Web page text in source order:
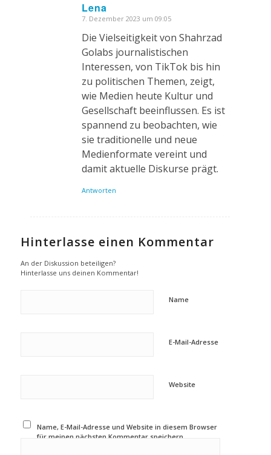
Lena
sagte:
7. Dezember 2023 um 09:05
Die Vielseitigkeit von Shahrzad
Golabs journalistischen
Interessen, von TikTok bis hin
zu politischen Themen, zeigt,
wie Medien heute Kultur und
Gesellschaft beeinflussen. Es ist
spannend zu beobachten, wie
sie traditionelle und neue
Medienformate vereint und
damit aktuelle Diskurse prägt.
Antworten
Hinterlasse einen Kommentar
An der Diskussion beteiligen?
Hinterlasse uns deinen Kommentar!
Name
E-Mail-Adresse
Website
Name, E-Mail-Adresse und Website in diesem Browser
für meinen nächsten Kommentar speichern.